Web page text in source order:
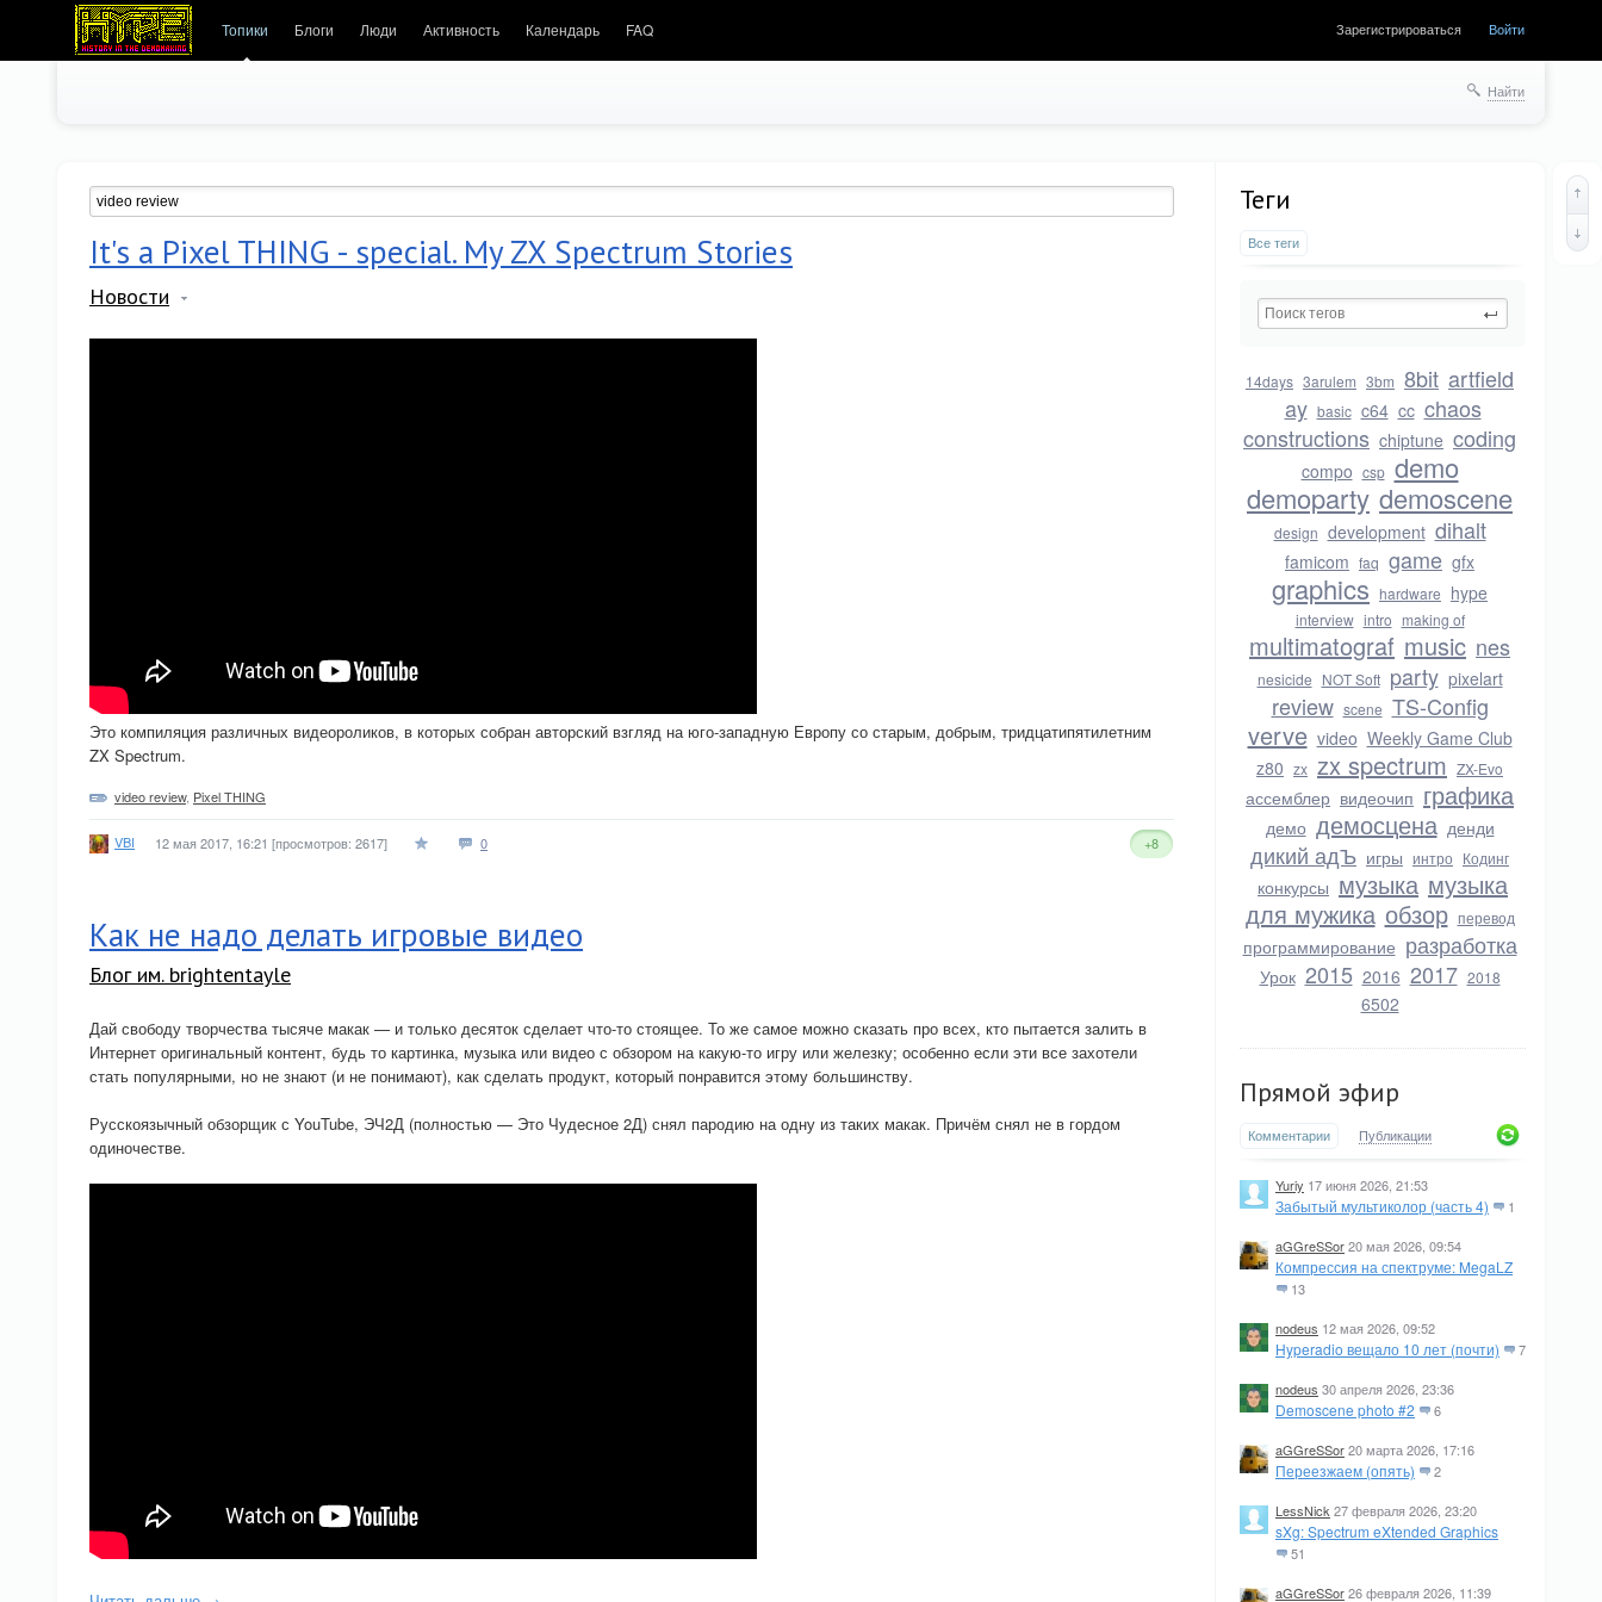
Топики Блоги Люди Активность Календарь FAQ Зарегистрироваться Войти
Найти
Теги
Все теги
14days 3arulem 3bm 8bit artfield
ay basic c64 cc chaos
constructions chiptune coding
compo csp demo
demoparty demoscene
design development dihalt
famicom faq game gfx
graphics hardware hype
interview intro making of
multimatograf music nes
nesicide NOT Soft party pixelart
review scene TS-Config
verve video Weekly Game Club
z80 zx zx spectrum ZX-Evo
ассемблер видеочип графика
демо демосцена денди
дикий адЪ игры интро Кодинг
конкурсы музыка музыка
для мужика обзор перевод
программирование разработка
Урок 2015 2016 2017 2018
6502
Прямой эфир
Комментарии Публикации
Yuriy 17 июня 2026, 21:53
Забытый мультиколор (часть 4) 1
aGGreSSor20 мая 2026, 09:54
Компрессия на спектруме: MegaLZ
13
nodeus 12 мая 2026, 09:52
Hyperadio вещало 10 лет (почти) 7
nodeus 30 апреля 2026, 23:36
Demoscene photo #2 6
aGGreSSor20 марта 2026, 17:16
Переезжаем (опять) 2
LessNick 27 февраля 2026, 23:20
sXg: Spectrum eXtended Graphics
51
aGGreSSor26 февраля 2026, 11:39
It's a Pixel THING - special. My ZX Spectrum Stories
Новости
Это компиляция различных видеороликов, в которых собран авторский взгляд на юго-западную Европу со старым, добрым, тридцатипятилетним
ZX Spectrum.
video review, Pixel THING
VBI 12 мая 2017, 16:21 [просмотров: 2617] 0 +8
Как не надо делать игровые видео
Блог им. brightentayle
Дай свободу творчества тысяче макак — и только десяток сделает что-то стоящее. То же самое можно сказать про всех, кто пытается залить в
Интернет оригинальный контент, будь то картинка, музыка или видео с обзором на какую-то игру или железку; особенно если эти все захотели
стать популярными, но не знают (и не понимают), как сделать продукт, который понравится этому большинству.
Русскоязычный обзорщик с YouTube, ЭЧ2Д (полностью — Это Чудесное 2Д) снял пародию на одну из таких макак. Причём снял не в гордом
одиночестве.